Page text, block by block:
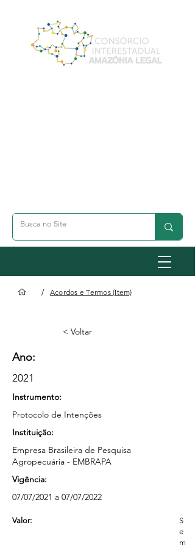
/ Acordos e Termos (Item)
< Voltar
Ano:
2021
Instrumento:
Protocolo de Intenções
Instituição:
Empresa Brasileira de Pesquisa
Agropecuária - EMBRAPA
Vigência:
07/07/2021 a 07/07/2022
Valor:
S
e
m